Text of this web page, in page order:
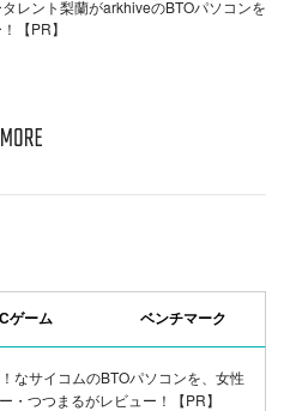
レント梨蘭がarkhiveのBTOパソコンを
【PR】
ゲーム ベンチマーク
なサイコムのBTOパソコンを、女性
・つつまるがレビュー！【PR】